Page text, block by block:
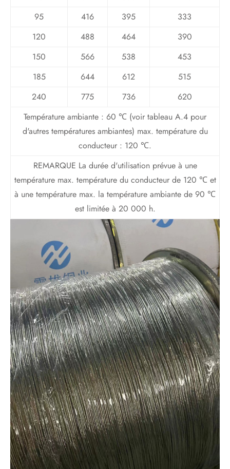
95
416 395
333
120
488 464
390
150
566 538
453
185
644 612
515
240
775 736
620
Température ambiante : 60 ℃ (voir tableau A.4 pour
d'autres températures ambiantes) max. température du
conducteur : 120 ℃.
REMARQUE La durée d'utilisation prévue à une
température max. température du conducteur de 120 ℃ et
à une température max. la température ambiante de 90 ℃
est limitée à 20 000 h.